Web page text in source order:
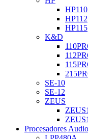
HP110
HP112
HP115
K&D
SE-10
SE-12
ZEUS
Procesadores Audio